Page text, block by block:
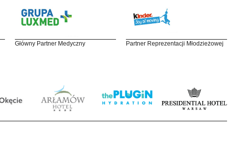
Główny Partner Medyczny Partner Reprezentacji Młodzieżowej